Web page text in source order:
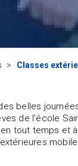
Classes
belles
de l’école
tout temps et